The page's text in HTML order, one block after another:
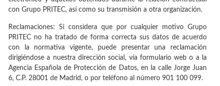
con Grupo PRITEC, así como su transmisión a otra organización.
Reclamaciones: Si considera que por cualquier motivo Grupo
PRITEC no ha tratado de forma correcta sus datos de acuerdo
con la normativa vigente, puede presentar una reclamación
dirigiéndose a nuestra dirección social, vía formulario web o a la
Agencia Española de Protección de Datos, en la calle Jorge Juan
6, C.P. 28001 de Madrid, o por teléfono al número 901 100 099.